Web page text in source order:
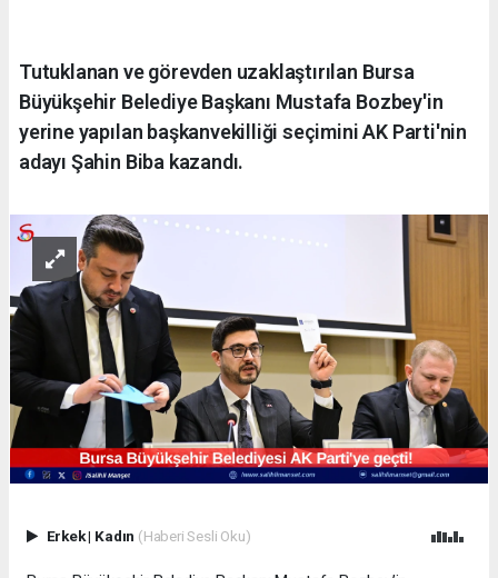
Tutuklanan ve görevden uzaklaştırılan Bursa
Büyükşehir Belediye Başkanı Mustafa Bozbey'in
yerine yapılan başkanvekilliği seçimini AK Parti'nin
adayı Şahin Biba kazandı.
Erkek| Kadın (Haberi Sesli Oku)